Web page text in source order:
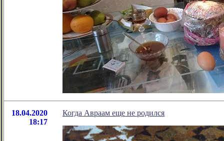
18.04.2020
18:17
Когда Авраам еще не родился